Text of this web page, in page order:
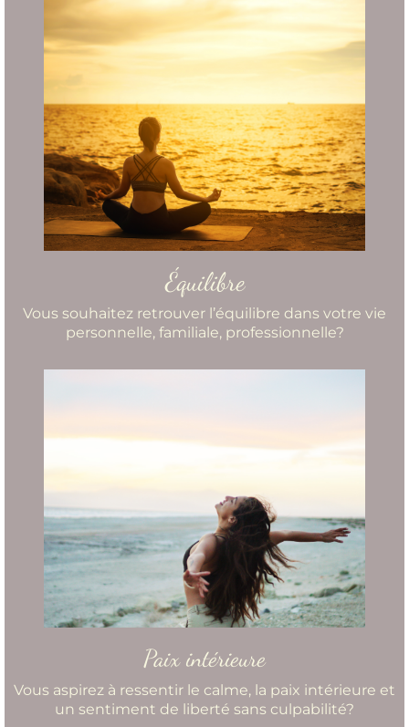
Équilibre
Vous souhaitez retrouver l’équilibre dans votre vie
personnelle, familiale, professionnelle?
Paix intérieure
Vous aspirez à ressentir le calme, la paix intérieure et
un sentiment de liberté sans culpabilité?